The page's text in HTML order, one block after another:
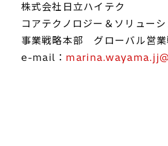
株式会社日立ハイテク
コアテクノロジー＆ソリュー
事業戦略本部 グローバル営業
e-mail：